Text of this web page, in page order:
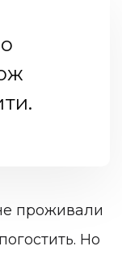
проживали
Но